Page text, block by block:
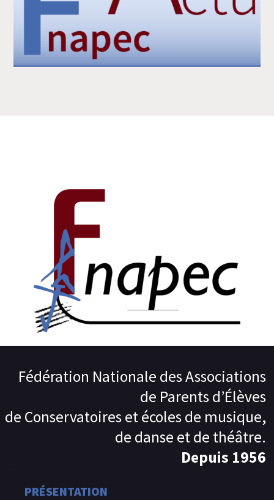
Fédération Nationale des Associations
de Parents d’Élèves
de Conservatoires et écoles de musique,
de danse et de théâtre.
Depuis 1956
PRÉSENTATION